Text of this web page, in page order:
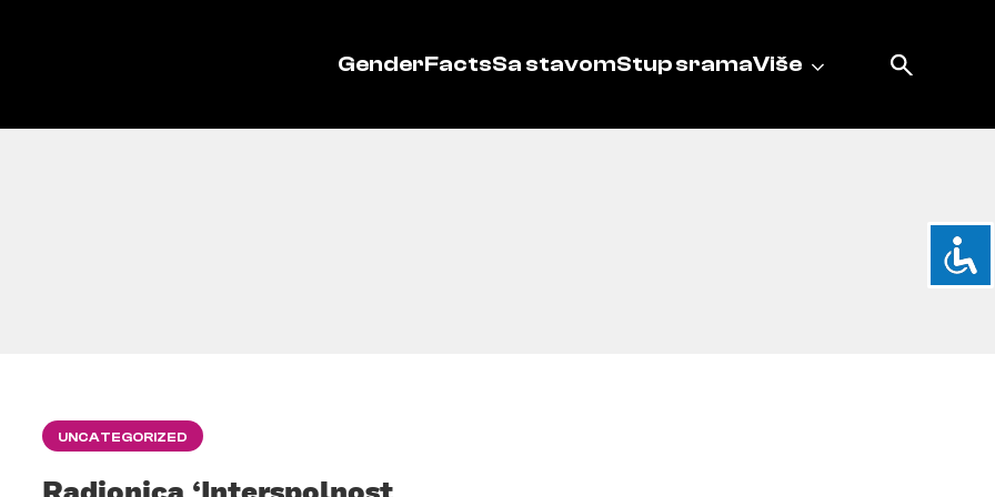
GenderFactsSa stavomStup sramaViše
UNCATEGORIZED